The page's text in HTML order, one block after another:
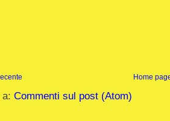
Home
Commenti sul post (Atom)